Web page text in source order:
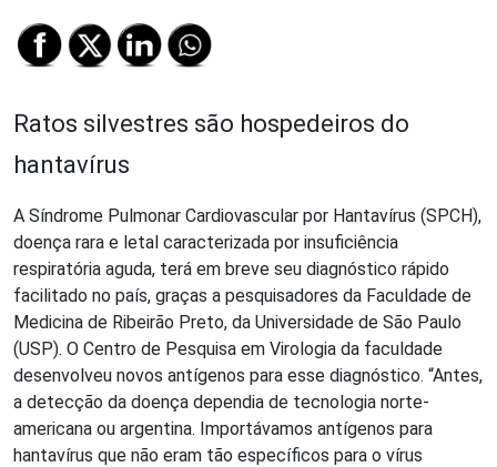
Ratos silvestres são hospedeiros do
hantavírus
A Síndrome Pulmonar Cardiovascular por Hantavírus (SPCH),
doença rara e letal caracterizada por insuficiência
respiratória aguda, terá em breve seu diagnóstico rápido
facilitado no país, graças a pesquisadores da Faculdade de
Medicina de Ribeirão Preto, da Universidade de São Paulo
(USP). O Centro de Pesquisa em Virologia da faculdade
desenvolveu novos antígenos para esse diagnóstico. “Antes,
a detecção da doença dependia de tecnologia norte-
americana ou argentina. Importávamos antígenos para
hantavírus que não eram tão específicos para o vírus